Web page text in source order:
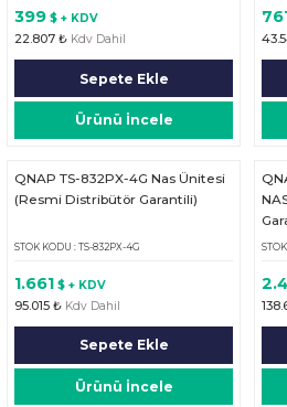
399 $ + KDV
22.807 ₺ Kdv Dahil
Sepete Ekle
Ürünü İncele
QNAP TS-832PX-4G Nas Ünitesi
(Resmi Distribütör Garantili)
STOK KODU : TS-832PX-4G
1.661 $ + KDV
95.015 ₺ Kdv Dahil
Sepete Ekle
Ürünü İncele